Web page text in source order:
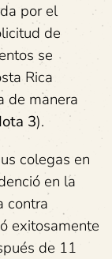
por el
de
se
Rica
de manera
3).
colegas en
en la
contra
exitosamente
de 11